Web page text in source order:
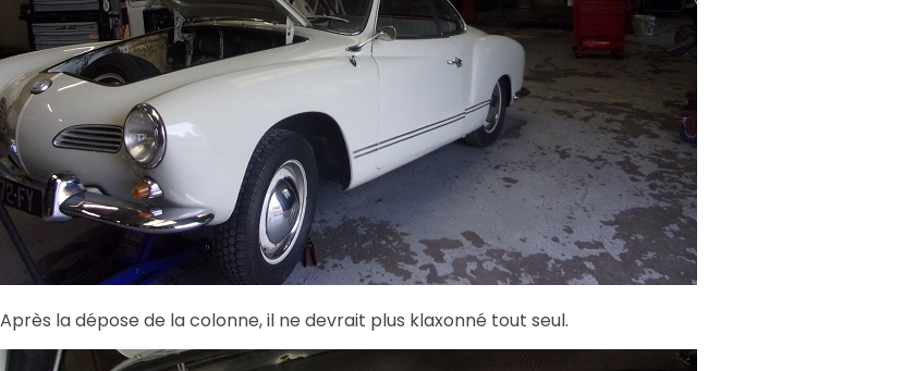
Après la dépose de la colonne, il ne devrait plus klaxonné tout seul.